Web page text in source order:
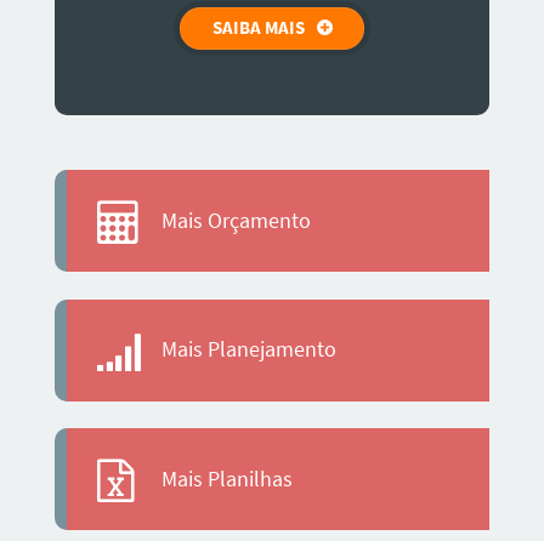
SAIBA MAIS
Mais Orçamento
Mais Planejamento
Mais Planilhas